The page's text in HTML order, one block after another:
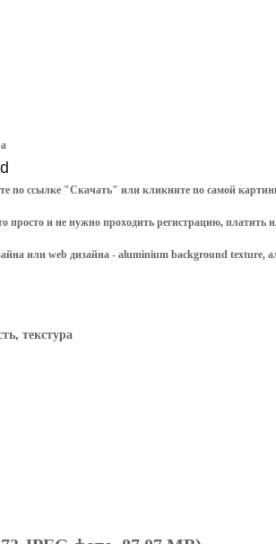
по ссылке "Скачать" или кликните по самой
просто и не нужно проходить регистрацию,
или web дизайна - aluminium background texture,
текстура